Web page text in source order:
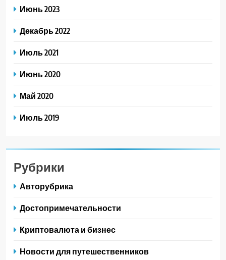
Июнь 2023
Декабрь 2022
Июль 2021
Июнь 2020
Май 2020
Июль 2019
Рубрики
Авторубрика
Достопримечательности
Криптовалюта и бизнес
Новости для путешественников